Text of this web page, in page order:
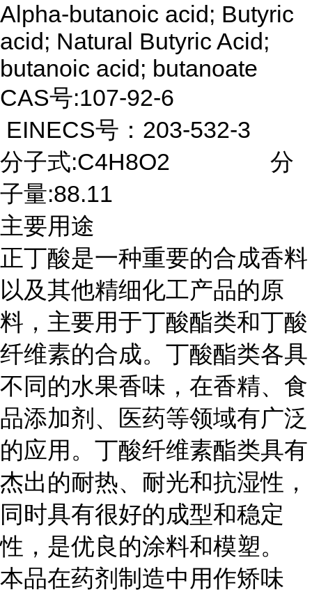
Alpha-butanoic acid; Butyric
acid; Natural Butyric Acid;
butanoic acid; butanoate
CAS号:107-92-6
EINECS号：203-532-3
分子式:C4H8O2 分
子量:88.11
主要用途
正丁酸是一种重要的合成香料
以及其他精细化工产品的原
料，主要用于丁酸酯类和丁酸
纤维素的合成。丁酸酯类各具
不同的水果香味，在香精、食
品添加剂、医药等领域有广泛
的应用。丁酸纤维素酯类具有
杰出的耐热、耐光和抗湿性，
同时具有很好的成型和稳定
性，是优良的涂料和模塑。
本品在药剂制造中用作矫味